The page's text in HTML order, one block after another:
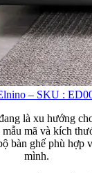
– SKU :
là xu hướng
mã và kích
bàn ghế phù hợp
mình.